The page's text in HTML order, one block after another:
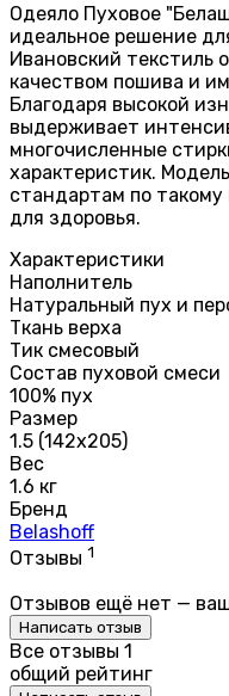
Одеяло Пуховое
идеальное решение
Ивановский текстиль
качеством пошива и
Благодаря высокой
выдерживает
многочисленные
характеристик.
стандартам по такому
для здоровья.
Характеристики
Наполнитель
Натуральный пух и
Ткань верха
Тик смесовый
Состав пуховой смеси
100% пух
Размер
1.5 (142х205)
Вес
1.6 кг
Бренд
Belashoff
Отзывы 1
Отзывов ещё нет —
Написать отзыв
Все отзывы 1
общий рейтинг